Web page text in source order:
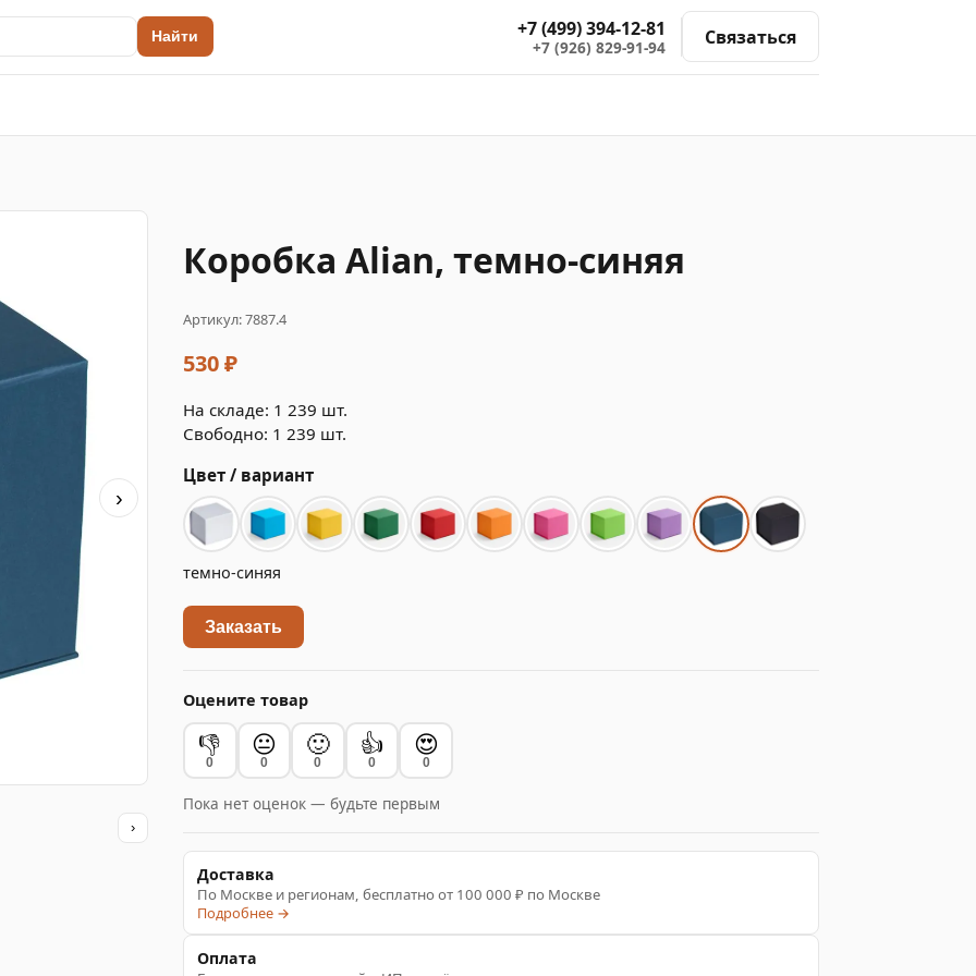
Найти +7 (499) 394-12-81
+7 (926) 829-91-94 Связаться
›
›
Коробка Alian, темно-синяя
Артикул: 7887.4
530 ₽
На складе: 1 239 шт.
Свободно: 1 239 шт.
Цвет / вариант
темно-синяя
Заказать
Оцените товар
👎
0
😐
0
🙂
0
👍
0
😍
0
Пока нет оценок — будьте первым
Доставка
По Москве и регионам, бесплатно от 100 000 ₽ по Москве
Подробнее →
Оплата